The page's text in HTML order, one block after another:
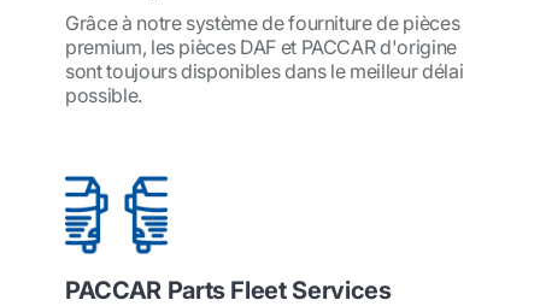
Grâce à notre système de fourniture de pièces
premium, les pièces DAF et PACCAR d'origine
sont toujours disponibles dans le meilleur délai
possible.
PACCAR Parts Fleet Services